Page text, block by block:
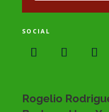
SOCIAL
Rogelio